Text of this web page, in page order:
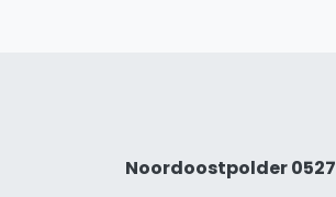
Noordoostpolder 0527